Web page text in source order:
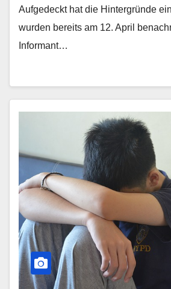
Aufgedeckt hat die Hintergründe
wurden bereits am 12. April
Informant…